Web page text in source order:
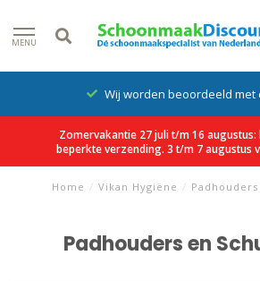
MENU
Wij worden beoordeeld met
Zomervakantie 27 juli t/m 16 augustus:
beperkte verzending. 3 t/m 7 augustus
Home / Vikan Hygiëne /
Padhouders en